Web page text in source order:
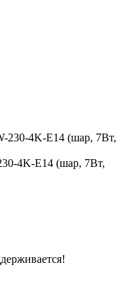
4K-E14 (шар, 7Вт,